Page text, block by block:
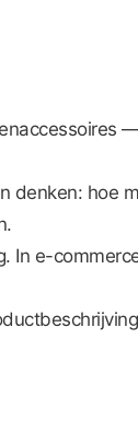
denken: hoe
In e-